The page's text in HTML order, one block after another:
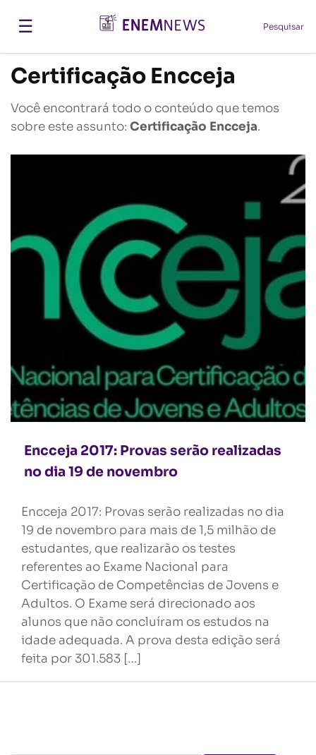
☰ Pesquisar
Certificação Encceja
Você encontrará todo o conteúdo que temos
sobre este assunto: Certificação Encceja.
Encceja 2017: Provas serão realizadas
no dia 19 de novembro
Encceja 2017: Provas serão realizadas no dia
19 de novembro para mais de 1,5 milhão de
estudantes, que realizarão os testes
referentes ao Exame Nacional para
Certificação de Competências de Jovens e
Adultos. O Exame será direcionado aos
alunos que não concluíram os estudos na
idade adequada. A prova desta edição será
feita por 301.583 […]